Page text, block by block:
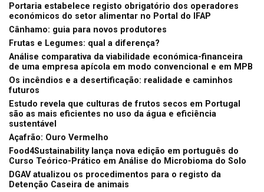
Portaria estabelece registo obrigatório dos operadores
económicos do setor alimentar no Portal do IFAP
Cânhamo: guia para novos produtores
Frutas e Legumes: qual a diferença?
Análise comparativa da viabilidade económica-financeira
de uma empresa apícola em modo convencional e em MPB
Os incêndios e a desertificação: realidade e caminhos
futuros
Estudo revela que culturas de frutos secos em Portugal
são as mais eficientes no uso da água e eficiência
sustentável
Açafrão: Ouro Vermelho
Food4Sustainability lança nova edição em português do
Curso Teórico-Prático em Análise do Microbioma do Solo
DGAV atualizou os procedimentos para o registo da
Detenção Caseira de animais